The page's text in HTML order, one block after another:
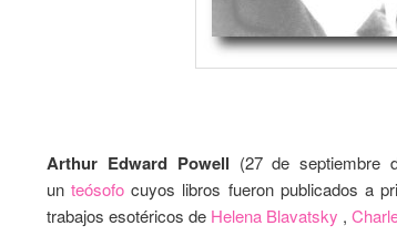
Arthur Edward Powell (27 de
unteósofo cuyos libros fueron publicados a
trabajos esotéricos de Helena Blavatsky ,